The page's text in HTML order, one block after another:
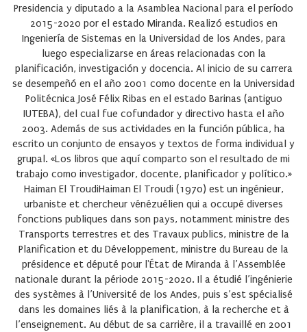
Presidencia y diputado a la Asamblea Nacional para el período
2015-2020 por el estado Miranda. Realizó estudios en
Ingeniería de Sistemas en la Universidad de los Andes, para
luego especializarse en áreas relacionadas con la
planificación, investigación y docencia. Al inicio de su carrera
se desempeñó en el año 2001 como docente en la Universidad
Politécnica José Félix Ribas en el estado Barinas (antiguo
IUTEBA), del cual fue cofundador y directivo hasta el año
2003. Además de sus actividades en la función pública, ha
escrito un conjunto de ensayos y textos de forma individual y
grupal. «Los libros que aquí comparto son el resultado de mi
trabajo como investigador, docente, planificador y político.»
Haiman El TroudiHaiman El Troudi (1970) est un ingénieur,
urbaniste et chercheur vénézuélien qui a occupé diverses
fonctions publiques dans son pays, notamment ministre des
Transports terrestres et des Travaux publics, ministre de la
Planification et du Développement, ministre du Bureau de la
présidence et député pour l'État de Miranda à l’Assemblée
nationale durant la période 2015-2020. Il a étudié l’ingénierie
des systèmes à l’Université de los Andes, puis s’est spécialisé
dans les domaines liés à la planification, à la recherche et à
l’enseignement. Au début de sa carrière, il a travaillé en 2001